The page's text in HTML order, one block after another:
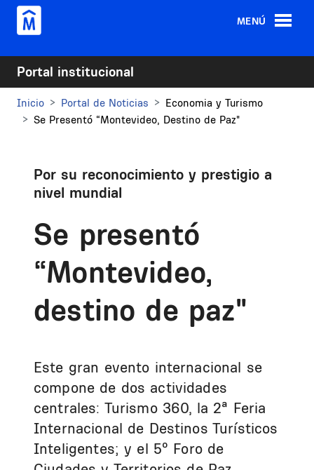
Pasar al contenido principal
MENÚ
Portal institucional
Inicio Portal de Noticias
Economia y Turismo
Se Presentó “Montevideo, Destino de Paz"
Por su reconocimiento y prestigio a
nivel mundial
Se presentó
“Montevideo,
destino de paz"
Este gran evento internacional se
compone de dos actividades
centrales: Turismo 360, la 2ª Feria
Internacional de Destinos Turísticos
Inteligentes; y el 5º Foro de